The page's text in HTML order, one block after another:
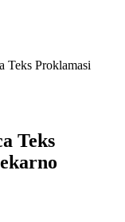
Teks Proklamasi
Teks